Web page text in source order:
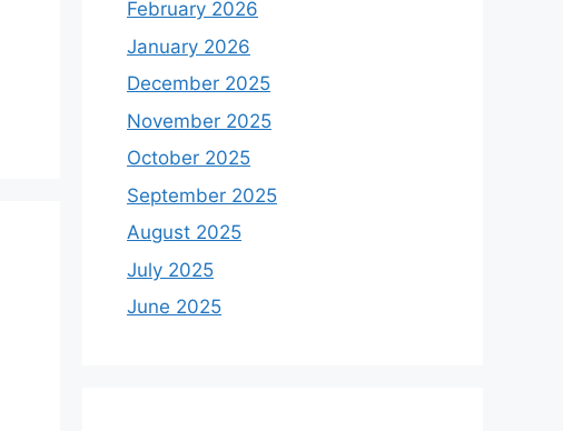
February 2026
January 2026
December 2025
November 2025
October 2025
September 2025
August 2025
July 2025
June 2025